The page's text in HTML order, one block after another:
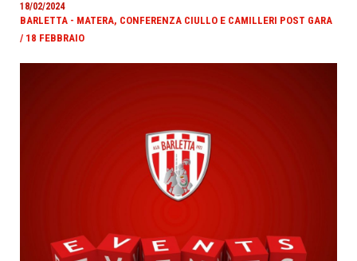
18/02/2024
BARLETTA - MATERA, CONFERENZA CIULLO E CAMILLERI POST GARA
/ 18 FEBBRAIO